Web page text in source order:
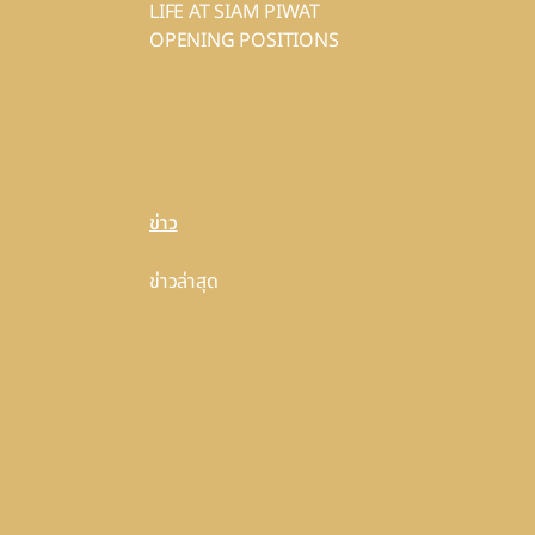
LIFE AT SIAM PIWAT
OPENING POSITIONS
ข่าว
ข่าวล่าสุด